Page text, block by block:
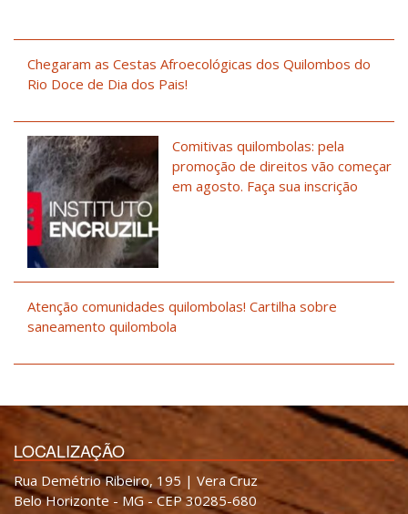
Chegaram as Cestas Afroecológicas dos Quilombos do
Rio Doce de Dia dos Pais!
Comitivas quilombolas: pela
promoção de direitos vão começar
em agosto. Faça sua inscrição
Atenção comunidades quilombolas! Cartilha sobre
saneamento quilombola
LOCALIZAÇÃO
Rua Demétrio Ribeiro, 195 | Vera Cruz
Belo Horizonte - MG - CEP 30285-680